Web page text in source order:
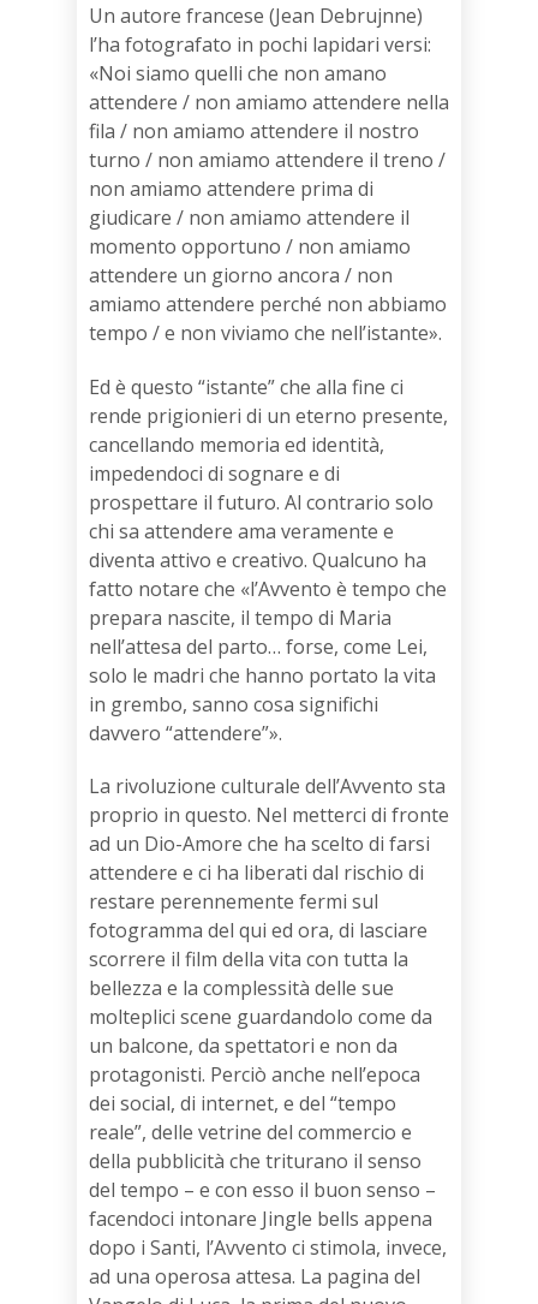
Un autore francese (Jean Debrujnne)
l’ha fotografato in pochi lapidari versi:
«Noi siamo quelli che non amano
attendere / non amiamo attendere nella
fila / non amiamo attendere il nostro
turno / non amiamo attendere il treno /
non amiamo attendere prima di
giudicare / non amiamo attendere il
momento opportuno / non amiamo
attendere un giorno ancora / non
amiamo attendere perché non abbiamo
tempo / e non viviamo che nell’istante».
Ed è questo “istante” che alla fine ci
rende prigionieri di un eterno presente,
cancellando memoria ed identità,
impedendoci di sognare e di
prospettare il futuro. Al contrario solo
chi sa attendere ama veramente e
diventa attivo e creativo. Qualcuno ha
fatto notare che «l’Avvento è tempo che
prepara nascite, il tempo di Maria
nell’attesa del parto… forse, come Lei,
solo le madri che hanno portato la vita
in grembo, sanno cosa significhi
davvero “attendere”».
La rivoluzione culturale dell’Avvento sta
proprio in questo. Nel metterci di fronte
ad un Dio-Amore che ha scelto di farsi
attendere e ci ha liberati dal rischio di
restare perennemente fermi sul
fotogramma del qui ed ora, di lasciare
scorrere il film della vita con tutta la
bellezza e la complessità delle sue
molteplici scene guardandolo come da
un balcone, da spettatori e non da
protagonisti. Perciò anche nell’epoca
dei social, di internet, e del “tempo
reale”, delle vetrine del commercio e
della pubblicità che triturano il senso
del tempo – e con esso il buon senso –
facendoci intonare Jingle bells appena
dopo i Santi, l’Avvento ci stimola, invece,
ad una operosa attesa. La pagina del